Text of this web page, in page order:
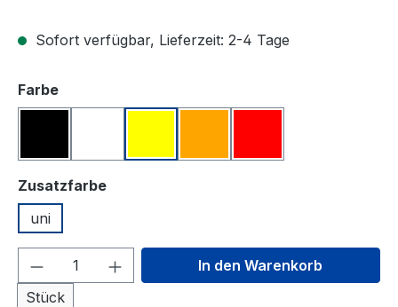
Sofort verfügbar, Lieferzeit: 2-4 Tage
Farbeauswählen
Zusatzfarbeauswählen
uni
Produkt Anzahl: Gib den
Stück
In den Warenkorb